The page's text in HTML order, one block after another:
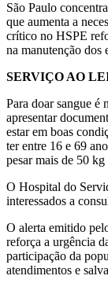
São Paulo
que aumenta a
crítico no HSPE
na manutenção dos
SERVIÇO AO
Para doar sangue é
apresentar
estar em boas
ter entre 16 e 69
pesar mais de 50 kg
O Hospital do
interessados a
O alerta emitido
reforça a urgência
participação da
atendimentos e